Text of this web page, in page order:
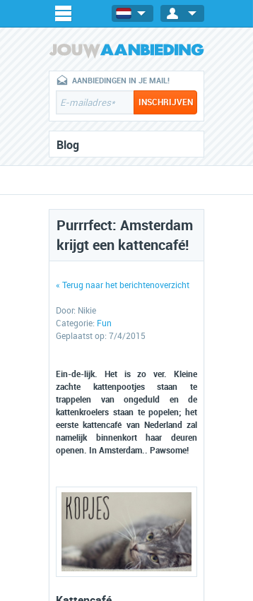
AANBIEDINGEN IN JE MAIL!
Blog
Purrrfect: Amsterdam
krijgt een kattencafé!
« Terug naar het berichtenoverzicht
Door: Nikie
Categorie: Fun
Geplaatst op: 7/4/2015
Ein-de-lijk. Het is zo ver. Kleine
zachte kattenpootjes staan te
trappelen van ongeduld en de
kattenkroelers staan te popelen; het
eerste kattencafé van Nederland zal
namelijk binnenkort haar deuren
openen. In Amsterdam.. Pawsome!